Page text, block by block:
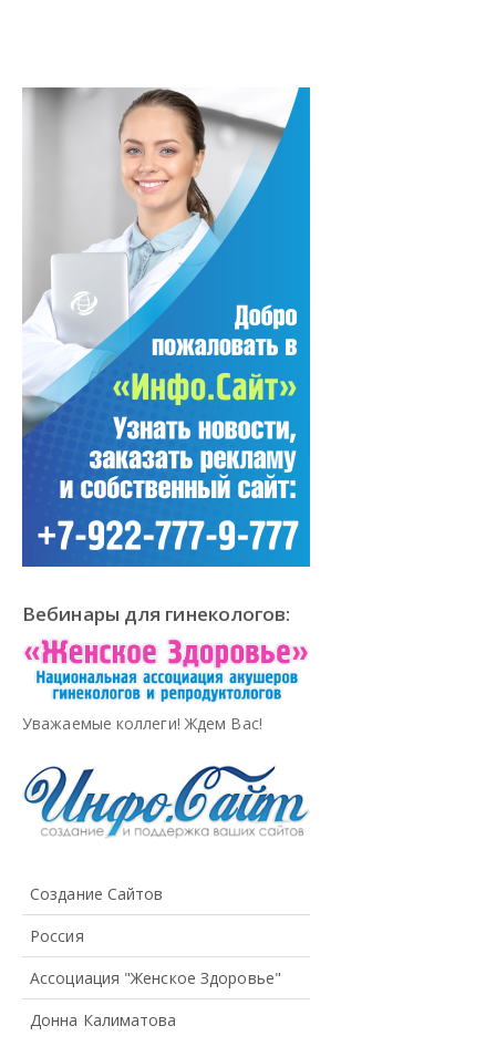
Вебинары для гинекологов:
Уважаемые коллеги! Ждем Вас!
Создание Сайтов
Россия
Ассоциация "Женское Здоровье"
Донна Калиматова